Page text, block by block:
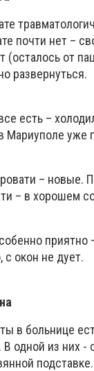
почти нет –
(осталось от
развернуться.
есть –
Мариуполе уже
– новые.
– в хорошем
приятно
с окон не дует.
в больнице
одной из них -